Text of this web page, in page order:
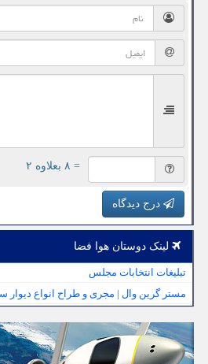
= ۸ بعلاوه ۲
درج دیدگاه
لینک دوستان هوا فضا
تبلیغات انتخابات مجلس
مستر گرین وال | مجری و طراح انواع دیوار